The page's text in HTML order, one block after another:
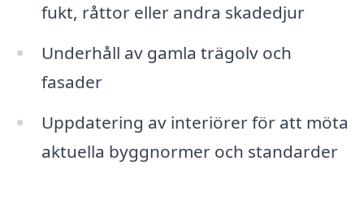
fukt, råttor eller andra skadedjur
Underhåll av gamla trägolv och
fasader
Uppdatering av interiörer för att möta
aktuella byggnormer och standarder